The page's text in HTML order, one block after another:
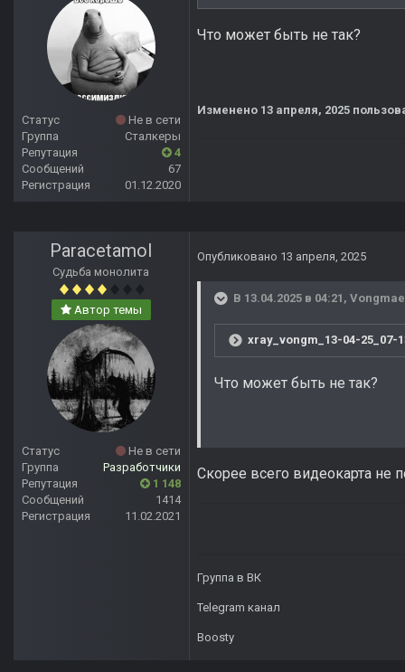
Статус
Не в сети
Группа
Сталкеры
Репутация
4
Сообщений
67
Регистрация
01.12.2020
Что может быть не так?
Изменено 13 апреля, 2025
Paracetamol
Судьба монолита
Автор темы
Статус
Не в сети
Группа
Разработчики
Репутация
1 148
Сообщений
1414
Регистрация
11.02.2021
Опубликовано 13 апреля, 2025
В 13.04.2025 в 04:21,
xray_vongm_13-04-25_07-
Что может быть не так?
Скорее всего видеокарта не
Группа в ВК
Telegram канал
Boosty